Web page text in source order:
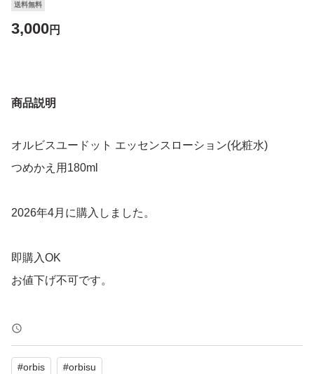
送料無料
3,000円
商品説明
オルビスユードット エッセンスローション(化粧水)
つめかえ用180ml
2026年4月に購入しました。
即購入OK
お値下げ不可です。
緩衝材なしの簡易包装で発送させていただきます。
よろしくお願いいたします。
#orbis #orbisu